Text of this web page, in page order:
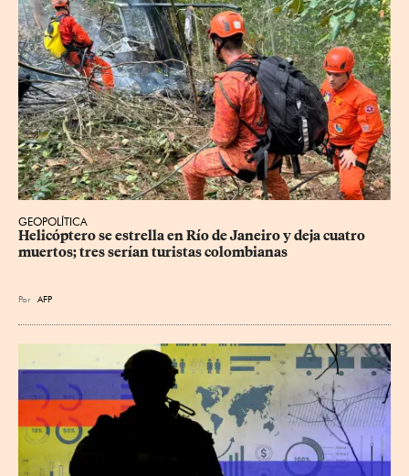
GEOPOLÍTICA
Helicóptero se estrella en Río de Janeiro y deja cuatro
muertos; tres serían turistas colombianas
Por AFP